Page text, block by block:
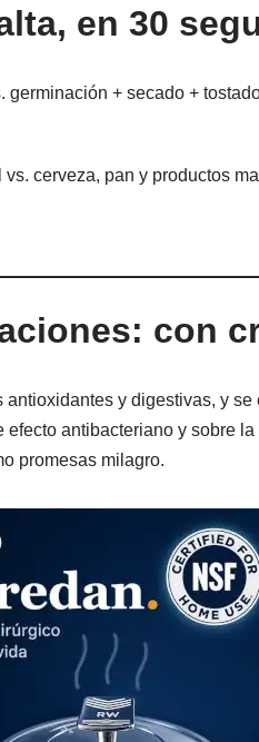
en 30
germinación + secado +
cerveza, pan y productos
con
y digestivas, y se
antibacteriano y sobre
promesas milagro.